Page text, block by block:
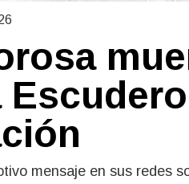
mensaje en sus redes